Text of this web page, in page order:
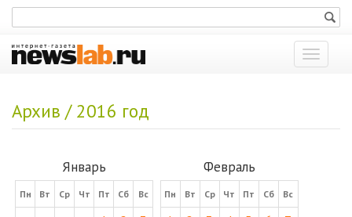
Показать
меню
Архив / 2016 год
Январь
Пн Вт Ср Чт Пт Сб Вс
Февраль
Пн Вт Ср Чт Пт Сб Вс